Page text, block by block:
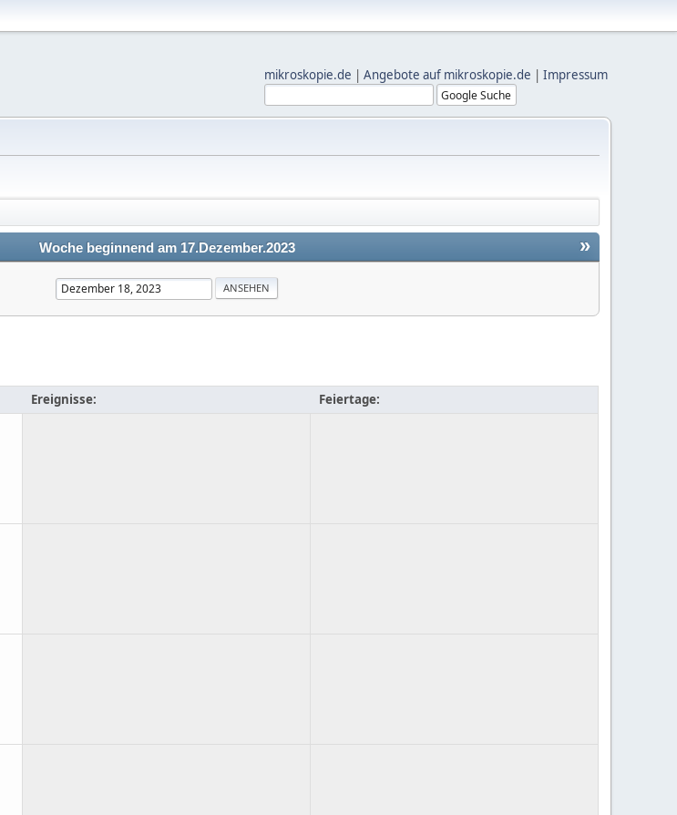
mikroskopie.de | Angebote auf mikroskopie.de | Impressum
»
Woche beginnend am 17.Dezember.2023
Ereignisse: Feiertage: